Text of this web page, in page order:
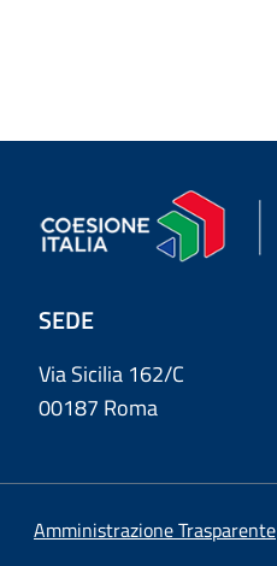
SEDE
Via Sicilia 162/C
00187 Roma
Amministrazione Trasparente